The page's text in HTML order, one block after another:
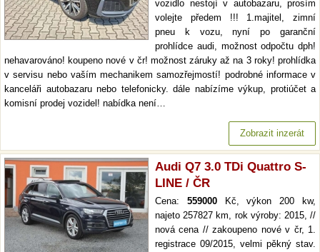
vozidlo nestojí v autobazaru, prosím
volejte předem !!! 1.majitel, zimní
pneu k vozu, nyní po garanční
prohlídce audi, možnost odpočtu dph!
nehavarováno! koupeno nové v čr! možnost záruky až na 3 roky! prohlídka
v servisu nebo vaším mechanikem samozřejmostí! podrobné informace v
kanceláři autobazaru nebo telefonicky. dále nabízíme výkup, protiúčet a
komisní prodej vozidel! nabídka není…
Zobrazit inzerát
Audi Q7 3.0 TDi Quattro S-
LINE / ČR
Cena: 559000Kč, výkon 200 kw,
najeto 257827 km, rok výroby: 2015, //
nová cena // zakoupeno nové v čr, 1.
registrace 09/2015, velmi pěkný stav.